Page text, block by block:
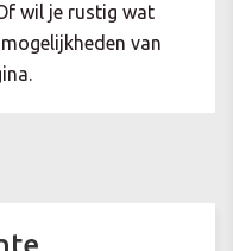
wil je rustig wat
van